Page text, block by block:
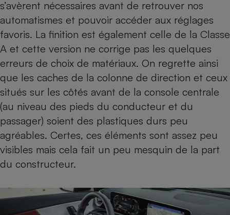
s’avèrent nécessaires avant de retrouver nos
automatismes et pouvoir accéder aux réglages
favoris. La finition est également celle de la Classe
A et cette version ne corrige pas les quelques
erreurs de choix de matériaux. On regrette ainsi
que les caches de la colonne de direction et ceux
situés sur les côtés avant de la console centrale
(au niveau des pieds du conducteur et du
passager) soient des plastiques durs peu
agréables. Certes, ces éléments sont assez peu
visibles mais cela fait un peu mesquin de la part
du constructeur.
Robot ménager